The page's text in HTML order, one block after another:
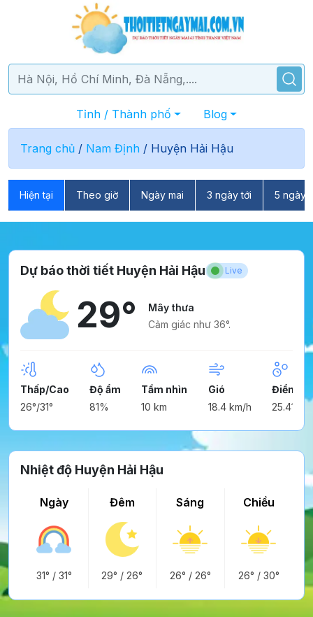
Tỉnh / Thành phố Blog
Trang chủ / Nam Định / Huyện Hải Hậu
Hiện tại Theo giờ Ngày mai 3 ngày tới 5 ngày
Dự báo thời tiết Huyện Hải Hậu Live
29°
Mây thưa
Cảm giác như 36°.
Thấp/Cao
26°/31°
Độ ẩm
81%
Tầm nhìn
10 km
Gió
18.4 km/h
Điểm
25.41°
Nhiệt độ Huyện Hải Hậu
Ngày
31° / 31°
Đêm
29° /26°
Sáng
26° / 26°
Chiều
26° / 30°